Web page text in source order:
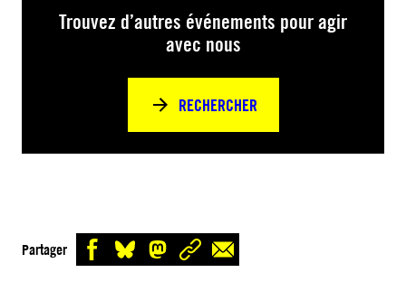
Trouvez d’autres événements pour agir
avec nous
RECHERCHER
Partager